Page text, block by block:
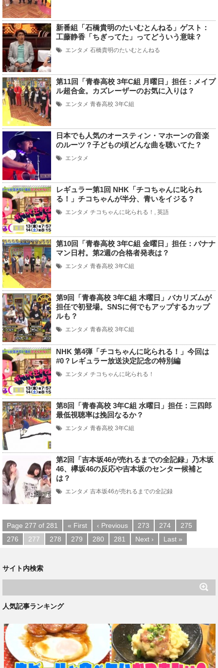
新番組「石橋貴明のたいむとんねる」ゲスト：
工藤静香「ちぎってた」ってどういう意味？
エンタメ 石橋貴明のたいむとんねる
第11回「青春高校 3年C組 月曜日」担任：メイプ
ル超合金。カズレーザーのお気に入りは？
エンタメ 青春高校 3年C組
日本でも人気のオースティン・マホーンの音楽
のルーツ？子どもの頃どんな曲を聴いてた？
エンタメ
レギュラー第1回 NHK「チコちゃんに叱られ
る！」チコちゃんが半分、青いをイジる？
エンタメ チコちゃんに叱られる！ , 英語
第10回「青春高校 3年C組 金曜日」担任：バナナ
マン日村。第2週の合格者発表は？
エンタメ 青春高校 3年C組
第9回「青春高校 3年C組 木曜日」バカリズムが
担任で初登場。SNSに何でもアップするカップ
ルも？
エンタメ 青春高校 3年C組
NHK 第4弾「チコちゃんに叱られる！」今回は
#0？レギュラー放送決定記念の特別編
エンタメ チコちゃんに叱られる！
第8回「青春高校 3年C組 水曜日」担任：三四郎
最低視聴率は挽回なるか？
エンタメ 青春高校 3年C組
第2回「吉本坂46が売れるまでの全記録」乃木坂
46、欅坂46の反応や吉本坂のセンター候補と
は？
エンタメ 吉本坂46が売れるまでの全記録
Page 277 of 281 « First ‹ Previous 273 274
275
276
277 278 279 280 281 Next › Last »
サイト内検索
人気記事ランキング